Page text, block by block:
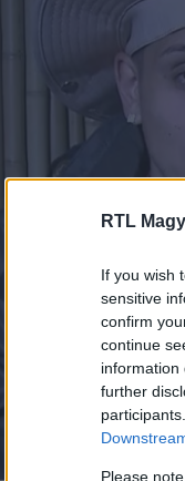
RTL
If you wish
sensitive
confirm
continue
information
further
Please